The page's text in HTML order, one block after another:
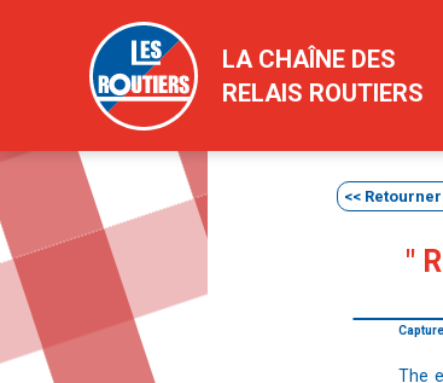
LA CHAÎNE DES
RELAIS ROUTIERS
<<
"
The